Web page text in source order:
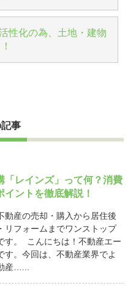
性化の為、土地・建物
事
「レインズ」って何？消費
イントを徹底解説！
動産の売却・購入から居住後
リフォームまでワンストップ
す。 こんにちは！不動産エー
す。今回は、不動産業界でよ
産…...